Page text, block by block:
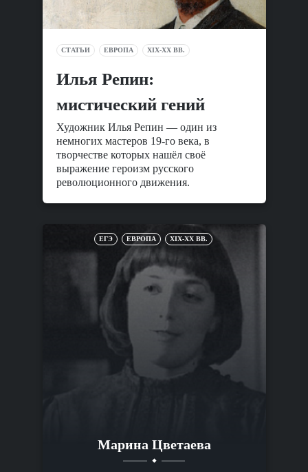
СТАТЬИ ЕВРОПА XIX-XX ВВ.
Илья Репин:
мистический гений
Художник Илья Репин — один из
немногих мастеров 19-го века, в
творчестве которых нашёл своё
выражение героизм русского
революционного движения.
ЕГЭ ЕВРОПА XIX-XX ВВ.
Марина Цветаева